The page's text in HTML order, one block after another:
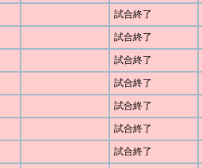
試合終了
試合終了
試合終了
試合終了
試合終了
試合終了
試合終了